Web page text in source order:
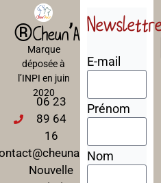
®Cheun’Apan
Marque
déposée à
l’INPI en juin
2020
06 23
89 64
16
Nouvelle
E-mail
Prénom
Nom